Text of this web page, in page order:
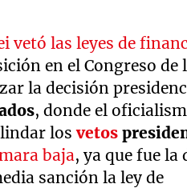
vetó las leyes de
en el Congreso de
la decisión
, donde el
losvetos
baja, ya que fue la
sanción la ley de